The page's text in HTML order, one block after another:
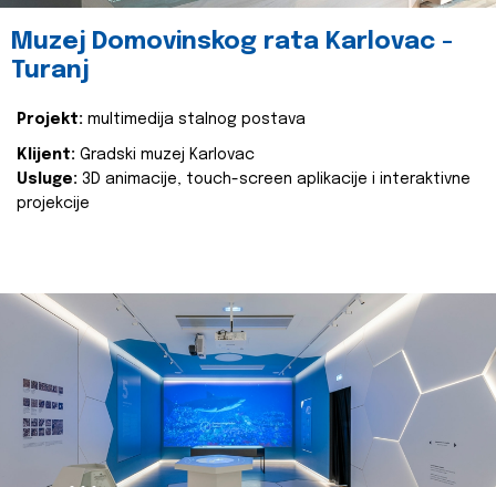
Muzej Domovinskog rata Karlovac -
Turanj
Projekt: multimedija stalnog postava
Klijent: Gradski muzej Karlovac
Usluge: 3D animacije, touch-screen aplikacije i interaktivne
projekcije